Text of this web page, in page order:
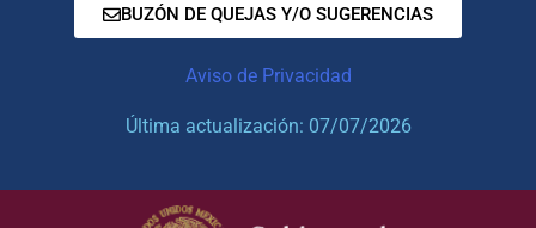
BUZÓN DE QUEJAS Y/O SUGERENCIAS
Aviso de Privacidad
Última actualización: 07/07/2026